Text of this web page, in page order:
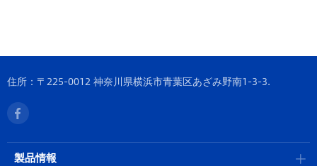
住所：〒225-0012 神奈川県横浜市青葉区あざみ野南1-3-3.
製品情報